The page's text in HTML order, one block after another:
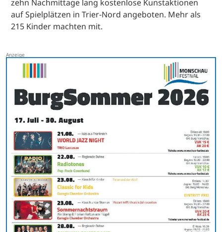
zehn Nachmittage lang kostenlose Kunstaktionen
auf Spielplätzen in Trier-Nord angeboten. Mehr als
215 Kinder machten mit.